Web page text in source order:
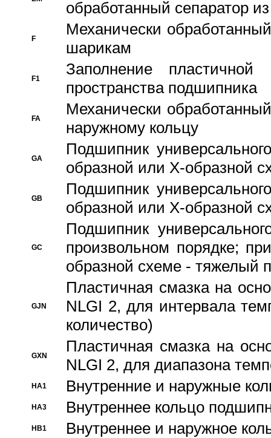
обработанный сепаратор
F
Механически
шарикам
F1
Заполнение
пространства подшипника
FA
Механически
наружному кольцу
GA
Подшипник
образной или Х-образной
GB
Подшипник
образной или Х-образной
GC
Подшипник
произвольном порядке;
образной схеме - тяжелый
GJN
Пластичная смазка на
NLGI 2, для интервала
количество)
GXN
Пластичная смазка на
NLGI 2, для диапазона
HA1 Внутренние и наружные
HA3 Bнутреннее кольцо
HB1 Bнутреннее и наружное